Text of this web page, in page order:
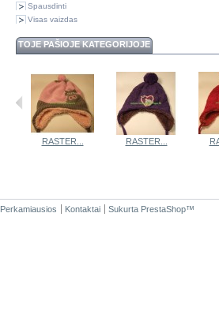
Spausdinti
Visas vaizdas
TOJE PAŠIOJE KATEGORIJOJE
RASTER... RASTER...
Perkamiausios Kontaktai Sukurta PrestaShop™